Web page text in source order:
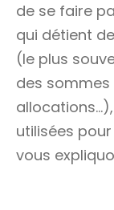
de se faire
qui détient
(le plus
des sommes
utilisées
vous